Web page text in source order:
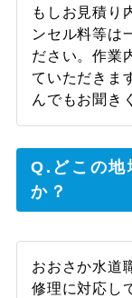
もしお見積り
ンセル料等は
ださい。作業
ていただきま
んでもお聞き
Q.どこの地
か？
おおさか水道
修理に対応し